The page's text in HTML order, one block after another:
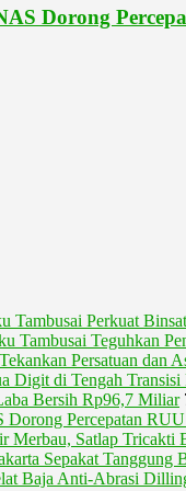
Dorong
Perkuat
Teguhkan
Persatuan dan
Digit di Tengah Transisi
Bersih Rp96,7 Miliar
Percepatan
Merbau, Satlap Tricakti
Sepakat
Baja Anti-Abrasi